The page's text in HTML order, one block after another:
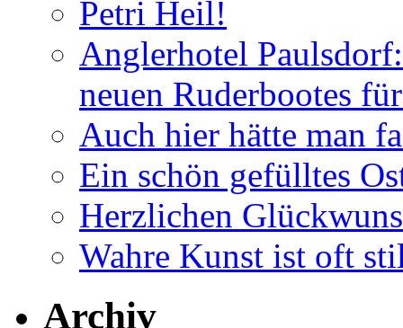
Petri Heil!
Anglerhotel
neuen Ruderbootes
Auch hier hätte man
Ein schön gefülltes
Herzlichen
Wahre Kunst ist oft
Archiv